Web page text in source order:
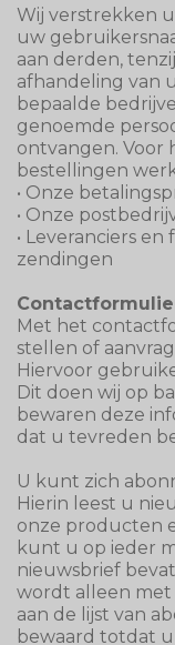
Wij verstrekken
uw
aan derden,
afhandeling van
bepaalde
genoemde
ontvangen. Voor
bestellingen
• Onze
• Onze
• Leveranciers
zendingen
Met het
stellen of
Hiervoor
Dit doen wij op
bewaren deze
dat u tevreden
U kunt zich
Hierin leest u
onze producten
kunt u op ieder
nieuwsbrief
wordt alleen
aan de lijst van
bewaard totdat